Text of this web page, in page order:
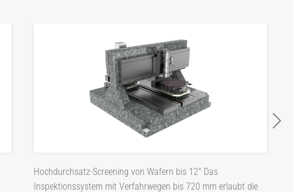
Hochdurchsatz-Screening von Wafern bis 12" Das
Inspektionssystem mit Verfahrwegen bis 720 mm erlaubt die